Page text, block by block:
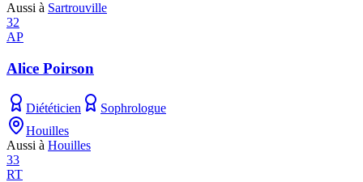
Aussi à Sartrouville
32
AP
Alice Poirson
Diététicien
Sophrologue
Houilles
Aussi à Houilles
33
RT